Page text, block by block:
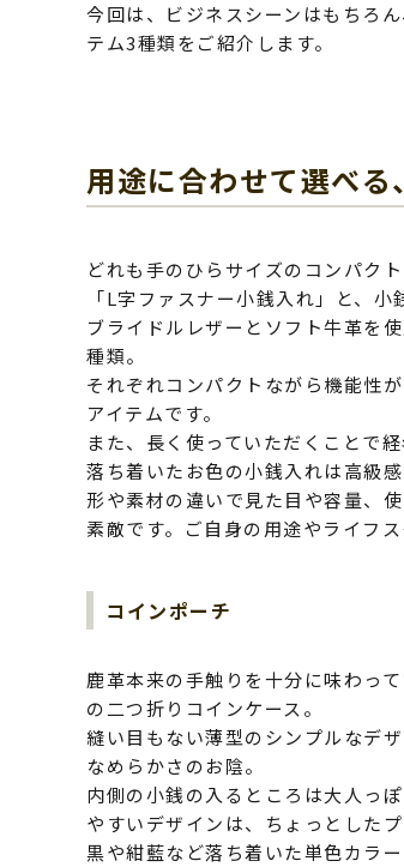
今回は、ビジネスシーンはもちろ
テム3種類をご紹介します。
用途に合わせて選べ
どれも手のひらサイズのコンパク
「L字ファスナー小銭入れ」と、小
ブライドルレザーとソフト牛革を
種類。
それぞれコンパクトながら機能性
アイテムです。
また、長く使っていただくことで
落ち着いたお色の小銭入れは高級
形や素材の違いで見た目や容量、
素敵です。ご自身の用途やライフ
コインポーチ
鹿革本来の手触りを十分に味わっ
の二つ折りコインケース。
縫い目もない薄型のシンプルなデ
なめらかさのお陰。
内側の小銭の入るところは大人っ
やすいデザインは、ちょっとした
黒や紺藍など落ち着いた単色カラ